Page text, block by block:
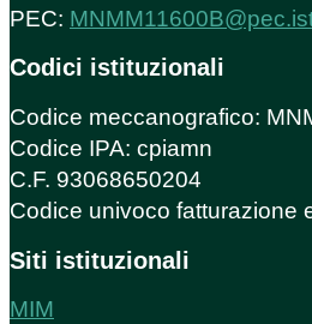
PEC:
Codici istituzionali
Codice meccanografico:
Codice IPA: cpiamn
C.F. 93068650204
Codice univoco fatturazione
Siti istituzionali
MIM